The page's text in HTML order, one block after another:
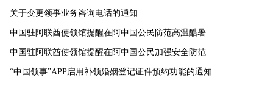
关于变更领事业务咨询电话的通知
中国驻阿联酋使领馆提醒在阿中国公民防范高温酷暑
中国驻阿联酋使领馆提醒在阿中国公民加强安全防范
“中国领事”APP启用补领婚姻登记证件预约功能的通知